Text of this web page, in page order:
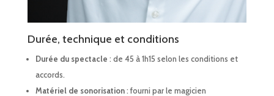
Durée, technique et conditions
Durée du spectacle : de 45 à 1h15 selon les conditions et
accords.
Matériel de sonorisation: fourni par le magicien